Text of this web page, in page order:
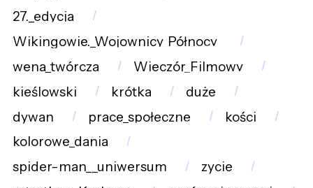
27._edycja
Wikingowie._Wojownicy_Północy_
wena_twórcza
Wieczór_Filmowy
kieślowski
krótka
duże
dywan
prace_społeczne
kości
kolorowe_dania
spider-man__uniwersum
zycie